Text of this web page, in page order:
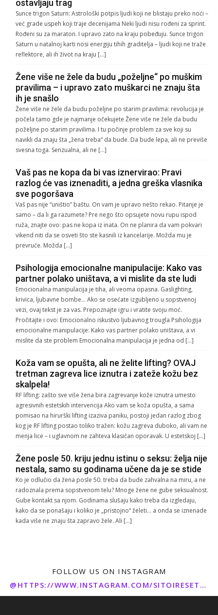
ostavljaju trag
Sunce trigon Saturn: Astrološki potpis ljudi koji ne blistaju preko noći –
već grade uspeh koji traje decenijama Neki ljudi nisu rođeni za sprint.
Rođeni su za maraton. I upravo zato na kraju pobeđuju. Sunce trigon
Saturn u natalnoj karti nosi energiju tihih graditelja – ljudi koji ne traže
reflektore, ali ih život na kraju […]
Žene više ne žele da budu „poželjne“ po muškim
pravilima – i upravo zato muškarci ne znaju šta
ih je snašlo
Žene više ne žele da budu poželjne po starim pravilima: revolucija je
počela tamo gde je najmanje očekujete Žene više ne žele da budu
poželjne po starim pravilima. I tu počinje problem za sve koji su
navikli da znaju šta „žena treba“ da bude. Da bude lepa, ali ne previše
svesna toga. Senzualna, ali ne […]
Vaš pas ne kopa da bi vas iznervirao: Pravi
razlog će vas iznenaditi, a jedna greška vlasnika
sve pogoršava
Vaš pas nije “uništio” baštu. On vam je upravo nešto rekao. Pitanje je
samo – da li ga razumete? Pre nego što opsujete novu rupu ispod
ruža, znajte ovo: pas ne kopa iz inata. On ne planira da vam pokvari
vikend niti da se osveti što ste kasnili iz kancelarije. Možda mu je
prevruće. Možda […]
Psihologija emocionalne manipulacije: Kako vas
partner polako uništava, a vi mislite da ste ludi
Emocionalna manipulacija je tiha, ali veoma opasna. Gaslighting,
krivica, ljubavne bombe… Ako se osećate izgubljeno u sopstvenoj
vezi, ovaj tekst je za vas. Prepoznajte igru i vratite svoju moć.
Pročitajte i ovo: Emocionalno iskustvo ljubavnog trougla Psihologija
emocionalne manipulacije: Kako vas partner polako uništava, a vi
mislite da ste problem Emocionalna manipulacija je jedna od […]
Koža vam se opušta, ali ne želite lifting? OVAJ
tretman zagreva lice iznutra i zateže kožu bez
skalpela!
RF lifting: zašto sve više žena bira zagrevanje kože iznutra umesto
agresivnih estetskih intervencija Ako vam se koža opušta, a sama
pomisao na hirurški lifting izaziva paniku, postoji jedan razlog zbog
kog je RF lifting postao toliko tražen: kožu zagreva duboko, ali vam ne
menja lice – i uglavnom ne zahteva klasičan oporavak. U estetskoj […]
Žene posle 50. kriju jednu istinu o seksu: želja nije
nestala, samo su godinama učene da je se stide
Ko je odlučio da žena posle 50. treba da bude zahvalna na miru, a ne
radoznala prema sopstvenom telu? Mnoge žene ne gube seksualnost.
Gube kontakt sa njom. Godinama slušaju kako treba da izgledaju,
kako da se ponašaju i koliko je „pristojno“ želeti… a onda se iznenade
kada više ne znaju šta zapravo žele. Ali […]
FOLLOW US ON INSTAGRAM
@HTTPS://WWW.INSTAGRAM.COM/SITOIRESETO/